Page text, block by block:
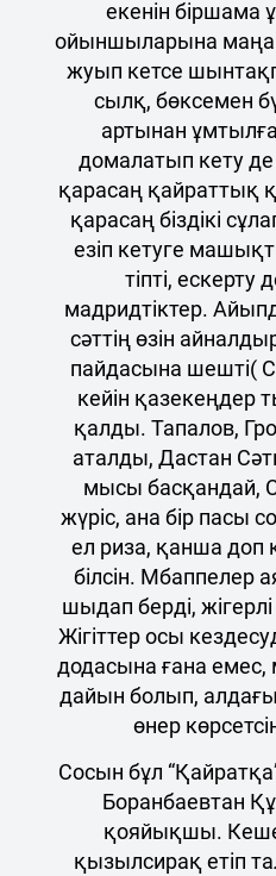
екенін
ойыншыларына
жуып кетсе
сылқ, бөксемен
артынан
домалатып кету
қарасаң қайраттық
қарасаң біздікі
езіп кетуге
тіпті,
мадридтіктер.
сәттің өзін
пайдасына шешті(
кейін қазекеңдер
қалды. Тапалов,
аталды, Дастан
мысы басқандай,
жүріс, ана бір пасы
ел риза, қанша доп
білсін. Мбаппелер
шыдап берді,
Жігіттер осы
додасына ғана емес,
дайын болып,
өнер
Сосын бұл
Боранбаевтан
қояйықшы.
қызылсирақ етіп